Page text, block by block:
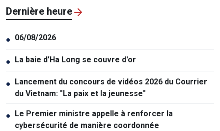
Dernière heure
● 06/08/2026
● La baie d'Ha Long se couvre d'or
●
Lancement du concours de vidéos 2026 du Courrier
du Vietnam: "La paix et la jeunesse"
●
Le Premier ministre appelle à renforcer la
cybersécurité de manière coordonnée